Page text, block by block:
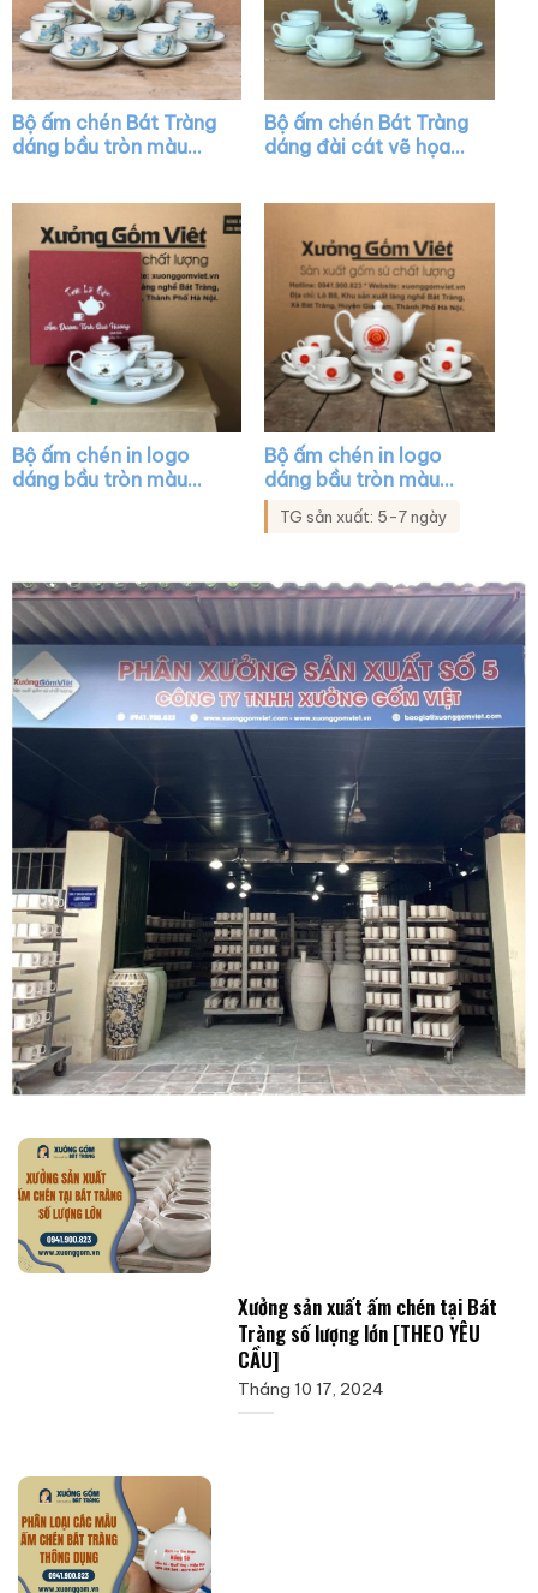
Bộ ấm chén Bát Tràng
dáng bầu tròn màu
Bộ ấm chén Bát Tràng
dáng đài cát vẽ họa
Bộ ấm chén in logo
dáng bầu tròn màu
Bộ ấm chén in logo
dáng bầu tròn màu
trắng vẽ tay XG-AC18
TG sản xuất: 5-7 ngày
Xưởng sản xuất ấm chén tại Bát
Tràng số lượng lớn [THEO YÊU
CẦU]
Tháng 10 17, 2024